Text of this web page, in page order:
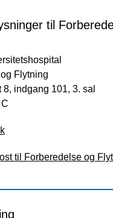
til
Flytning
indgang 101, 3. sal
til Forberedelse og